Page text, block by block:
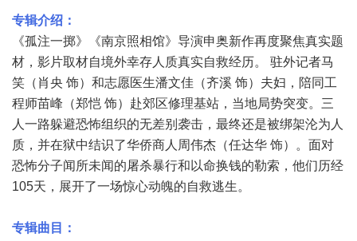
专辑介绍：
《孤注一掷》《南京照相馆》导演申奥新作再度聚焦真实题
材，影片取材自境外幸存人质真实自救经历。 驻外记者马
笑（肖央 饰）和志愿医生潘文佳（齐溪 饰）夫妇，陪同工
程师苗峰（郑恺 饰）赴郊区修理基站，当地局势突变。三
人一路躲避恐怖组织的无差别袭击，最终还是被绑架沦为人
质，并在狱中结识了华侨商人周伟杰（任达华 饰）。面对
恐怖分子闻所未闻的屠杀暴行和以命换钱的勒索，他们历经
105天，展开了一场惊心动魄的自救逃生。
专辑曲目：